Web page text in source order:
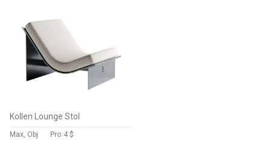
Kollen Lounge Stol
Max, Obj Pro 4 $